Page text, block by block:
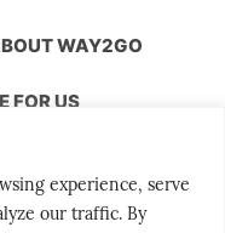
experience, serve
our traffic. By
WAY2GO
FOR US
by Bjørn Moholdt